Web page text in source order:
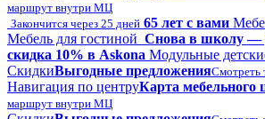
маршрут внутри МЦ
Закончится через 25 дней 65 лет с вами
Мебель для гостиной Снова в школу —
скидка 10% в Askona Модульные
СкидкиВыгодные предложенияСмотреть
Навигация по центруКарта мебельного
маршрут внутри МЦ